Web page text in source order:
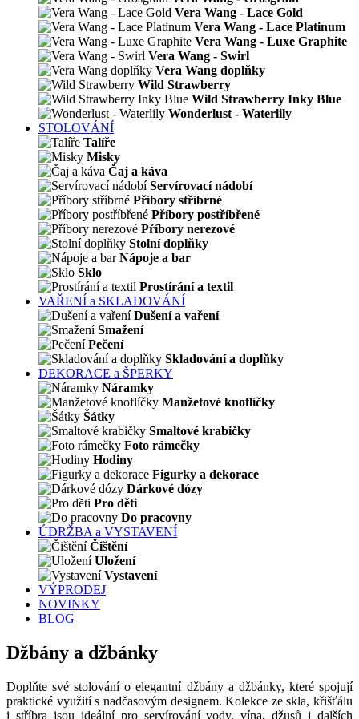
Vera Wang - Lace Gold
Vera Wang - Lace Platinum
Vera Wang - Luxe Graphite
Vera Wang - Swirl
Vera Wang doplňky
Wild Strawberry
Wild Strawberry Inky Blue
Wonderlust - Waterlily
STOLOVÁNÍ
Talíře
Misky
Čaj a káva
Servírovací nádobí
Příbory stříbrné
Příbory postříbřené
Příbory nerezové
Stolní doplňky
Nápoje a bar
Sklo
Prostírání a textil
VAŘENÍ a SKLADOVÁNÍ
Dušení a vaření
Smažení
Pečení
Skladování a doplňky
DEKORACE a ŠPERKY
Náramky
Manžetové knoflíčky
Šátky
Smaltové krabičky
Foto rámečky
Hodiny
Figurky a dekorace
Dárkové dózy
Pro děti
Do pracovny
ÚDRŽBA a VYSTAVENÍ
Čištění
Uložení
Vystavení
VÝPRODEJ
NOVINKY
BLOG
Džbány a džbánky
Doplňte své stolování o elegantní džbány a džbánky, které spojují
praktické využití s nadčasovým designem. Kolekce ze skla, křišťálu
i stříbra jsou ideální pro servírování vody, vína, džusů i dalších